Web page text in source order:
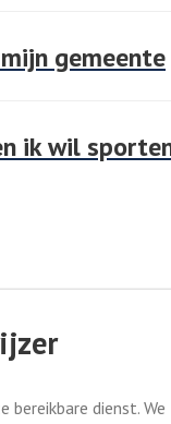
gemeente
ik wil
dienst. We